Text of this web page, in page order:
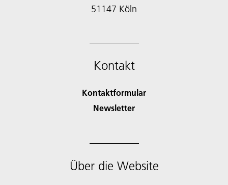
51147 Köln
Kontakt
Kontaktformular
Newsletter
Über die Website